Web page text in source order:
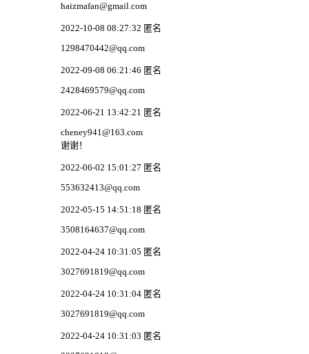
haizmafan@gmail.com
2022-10-08 08:27:32 匿名
1298470442@qq.com
2022-09-08 06:21:46 匿名
2428469579@qq.com
2022-06-21 13:42:21 匿名
cheney941@163.com
谢谢！
2022-06-02 15:01:27 匿名
553632413@qq.com
2022-05-15 14:51:18 匿名
3508164637@qq.com
2022-04-24 10:31:05 匿名
3027691819@qq.com
2022-04-24 10:31:04 匿名
3027691819@qq.com
2022-04-24 10:31:03 匿名